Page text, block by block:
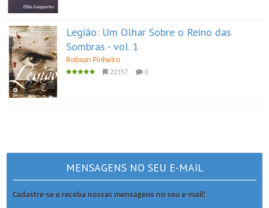
Legião: Um Olhar Sobre o Reino das
Sombras - vol. 1
Robson Pinheiro
22157 0
MENSAGENS NO SEU E-MAIL
Cadastre-se e receba nossas mensagens no seu e-mail!